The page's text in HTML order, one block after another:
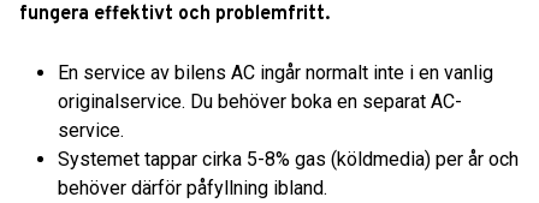
fungera effektivt och problemfritt.
En service av bilens AC ingår normalt inte i en vanlig
originalservice. Du behöver boka en separat AC-
service.
Systemet tappar cirka 5-8% gas (köldmedia) per år och
behöver därför påfyllning ibland.